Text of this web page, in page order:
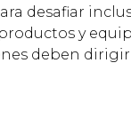
desafiar
y
deben